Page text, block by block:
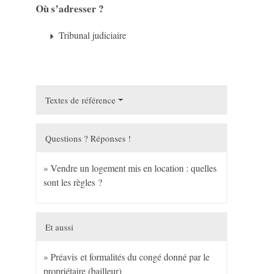
Où s’adresser ?
arrow_rightTribunal judiciaire
Textes de référence
Questions ? Réponses !
Vendre un logement mis en location : quelles
sont les règles ?
Et aussi
Préavis et formalités du congé donné par le
propriétaire (bailleur)